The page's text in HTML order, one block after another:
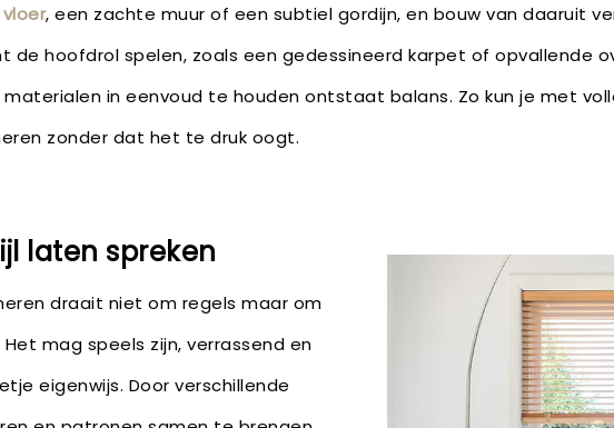
vloer, een zachte muur of een subtiel gordijn, en bouw van daaruit
de hoofdrol spelen, zoals een gedessineerd karpet of opvallende
in eenvoud te houden ontstaat balans. Zo kun je met
zonder dat het te druk oogt.
laten spreken
draait niet om regels maar om
mag speels zijn, verrassend en
eigenwijs. Door verschillende